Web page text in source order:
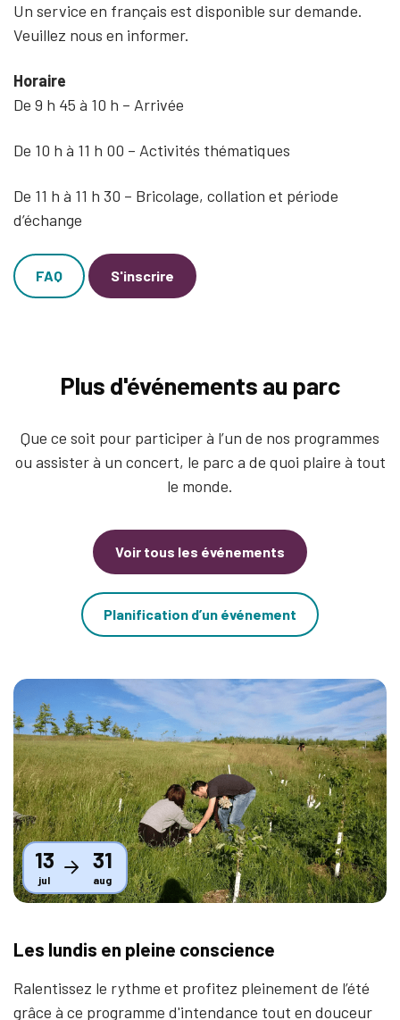
Un service en français est disponible sur demande.
Veuillez nous en informer.
Horaire
De 9 h 45 à 10 h – Arrivée
De 10 h à 11 h 00 – Activités thématiques
De 11 h à 11 h 30 – Bricolage, collation et période
d’échange
FAQ S'inscrire
Plus d'événements au parc
Que ce soit pour participer à l’un de nos programmes
ou assister à un concert, le parc a de quoi plaire à tout
le monde.
Voir tous les événements
Planification d’un événement
Thumbnail
13
jul
31
aug
Les lundis en pleine conscience
Ralentissez le rythme et profitez pleinement de l’été
grâce à ce programme d'intendance tout en douceur